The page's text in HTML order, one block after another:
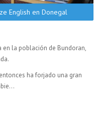
English en Donegal
en la población de Bundoran,
ha forjado una gran